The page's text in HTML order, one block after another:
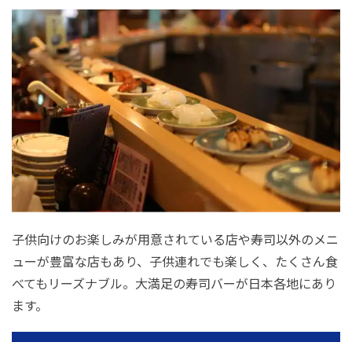
子供向けのお楽しみが用意されている店や寿司以外のメニ
ューが豊富な店もあり、子供連れでも楽しく、たくさん食
べてもリーズナブル。大満足の寿司バーが日本各地にあり
ます。